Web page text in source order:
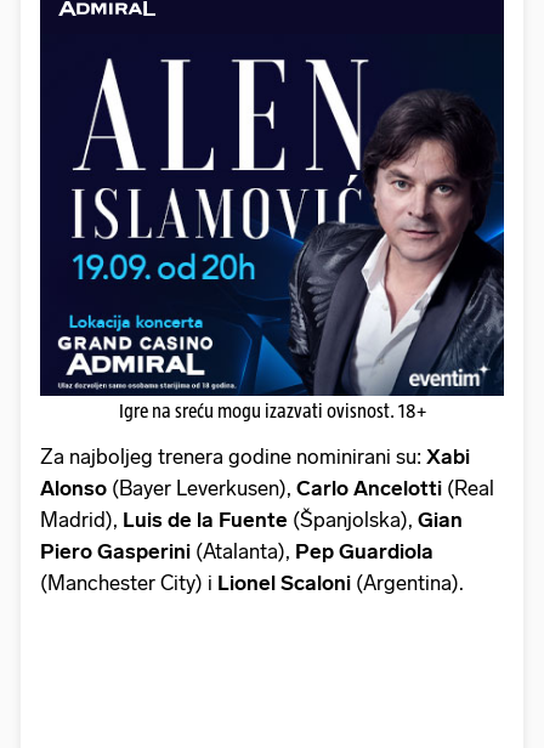
Igre na sreću mogu izazvati ovisnost. 18+
Za najboljeg trenera godine nominirani su: Xabi
Alonso (Bayer Leverkusen), Carlo Ancelotti (Real
Madrid), Luis de la Fuente (Španjolska), Gian
Piero Gasperini (Atalanta), Pep Guardiola
(Manchester City) i Lionel Scaloni (Argentina).